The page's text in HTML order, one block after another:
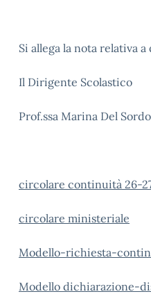
Si allega la nota relativa
Il Dirigente Scolastico
Prof.ssa Marina Del Sordo
circolare continuità 26-
circolare ministeriale
Modello-richiesta-
Modello dichiarazione-